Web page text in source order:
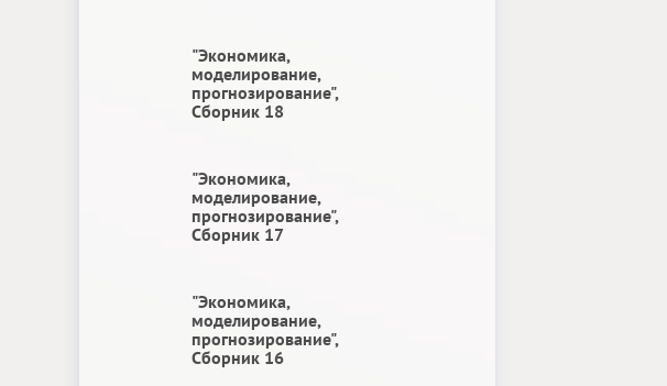
"Экономика,
моделирование,
прогнозирование",
Сборник 18
"Экономика,
моделирование,
прогнозирование",
Сборник 17
"Экономика,
моделирование,
прогнозирование",
Сборник 16